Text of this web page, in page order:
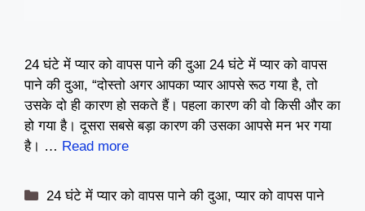
24 घंटे में प्यार को वापस पाने की दुआ 24 घंटे में प्यार को वापस
पाने की दुआ, “दोस्तो अगर आपका प्यार आपसे रूठ गया है, तो
उसके दो ही कारण हो सकते हैं। पहला कारण की वो किसी और का
हो गया है। दूसरा सबसे बड़ा कारण की उसका आपसे मन भर गया
है। … Read more
Categories
24 घंटे में प्यार को वापस पाने की दुआ,प्यार को वापस पाने